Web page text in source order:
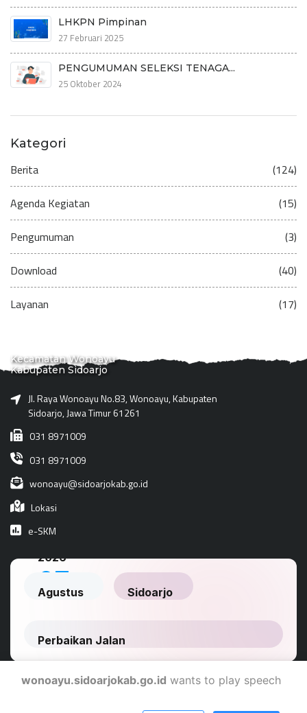
LHKPN Pimpinan
27 Februari 2025
PENGUMUMAN SELEKSI TENAGA...
25 Oktober 2024
Kategori
Berita (124)
Agenda Kegiatan (15)
Pengumuman (3)
Download (40)
Layanan (17)
Kecamatan Wonoayu
Kabupaten Sidoarjo
Jl. Raya Wonoayu No.83, Wonoayu, Kabupaten
Sidoarjo, Jawa Timur 61261
031 8971009
031 8971009
wonoayu@sidoarjokab.go.id
Lokasi
e-SKM
wonoayu.sidoarjokab.go.id wants to play speech